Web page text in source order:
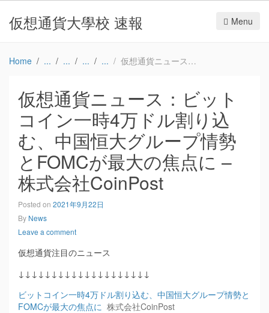
仮想通貨大學校 速報 Menu
Home 仮想通貨ニュース：ビットコイン一時4万ドル割り込む、中国恒大グループ情勢とFOMCが最大の焦点に – 株式会社CoinPost
仮想通貨ニュース：ビット
コイン一時4万ドル割り込
む、中国恒大グループ情勢
とFOMCが最大の焦点に –
株式会社CoinPost
Posted on 2021年9月22日
By News
Leave a comment
仮想通貨注目のニュース
↓↓↓↓↓↓↓↓↓↓↓↓↓↓↓↓↓↓↓↓
ビットコイン一時4万ドル割り込む、中国恒大グループ情勢と
FOMCが最大の焦点に 株式会社CoinPost